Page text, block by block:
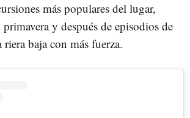
más populares del lugar,
primavera y después de episodios de
riera baja con más fuerza.